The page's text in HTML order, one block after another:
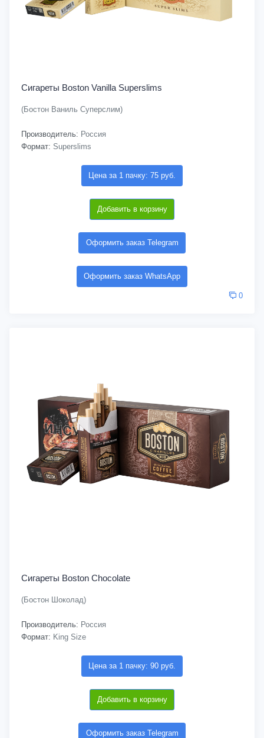
Сигареты Boston Vanilla Superslims
(Бостон Ваниль Суперслим)
Производитель: Россия
Формат: Superslims
Цена за 1 пачку: 75 руб.
Добавить в корзину
Оформить заказ Telegram
Оформить заказ WhatsApp
0
Сигареты Boston Chocolate
(Бостон Шоколад)
Производитель: Россия
Формат: King Size
Цена за 1 пачку: 90 руб.
Добавить в корзину
Оформить заказ Telegram